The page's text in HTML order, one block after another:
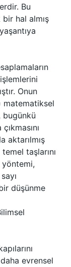
Bu
hal almış
Onun
matematiksel
bugünkü
aktarılmış
taşlarını
yöntemi,
düşünme
evrensel